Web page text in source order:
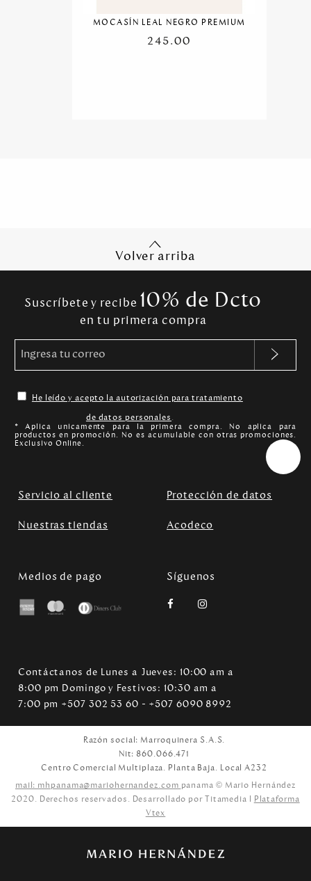
MOCASÍN LEAL NEGRO PREMIUM
245.00
Volver arriba
Suscríbete y recibe 10% de Dcto
en tu primera compra
He leído y acepto la autorización para tratamiento
de datos personales.
* Aplica unicamente para la primera compra. No aplica para
productos en promoción. No es acumulable con otras promociones.
Exclusivo Online.
Servicio al cliente Protección de datos
Nuestras tiendas Acodeco
Medios de pago Síguenos
Contáctanos de Lunes a Jueves: 10:00 am a
8:00 pm Domingo y Festivos: 10:30 am a
7:00 pm +507 302 53 60 - +507 6090 8992
Razón social: Marroquinera S.A.S.
Nit: 860.066.471
Centro Comercial Multiplaza. Planta Baja. Local A232
mail: mhpanama@mariohernandez.com panama © Mario Hernández
2020. Derechos reservados. Desarrollado por Titamedia l Plataforma
Vtex